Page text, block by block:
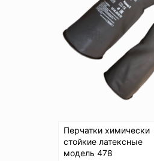
Перчатки химически
стойкие латексные
модель 478